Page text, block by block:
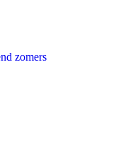
zomers